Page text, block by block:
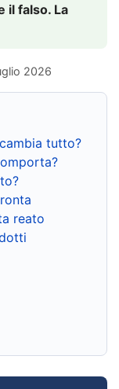
il falso. La
2026
tutto?
reato